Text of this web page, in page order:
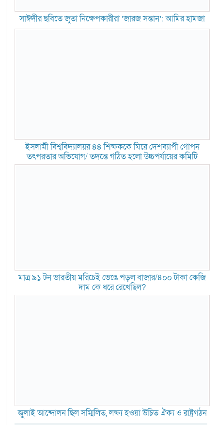
সাঈদীর ছবিতে জুতা নিক্ষেপকারীরা ‘জারজ সন্তান’: আমির হামজা
ইসলামী বিশ্ববিদ্যালয়র ৪৪ শিক্ষককে ঘিরে দেশব্যাপী গোপন
তৎপরতার অভিযোগ/ তদন্তে গঠিত হলো উচ্চপর্যায়ের কমিটি
মাত্র ৯১ টন ভারতীয় মরিচেই ভেঙে পড়ল বাজার/৪০০ টাকা কেজি
দাম কে ধরে রেখেছিল?
জুলাই আন্দোলন ছিল সম্মিলিত, লক্ষ্য হওয়া উচিত ঐক্য ও রাষ্ট্রগঠন